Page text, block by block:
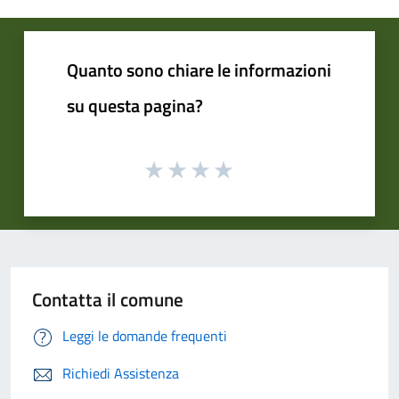
Quanto sono chiare le informazioni
su questa pagina?
Contatta il comune
Leggi le domande frequenti
Richiedi Assistenza